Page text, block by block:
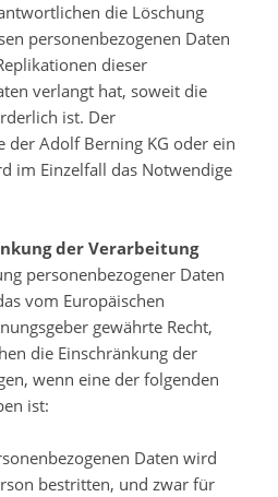
die Löschung
personenbezogenen Daten
dieser
verlangt hat, soweit die
ist. Der
der Adolf Berning KG oder ein
im Einzelfall das Notwendige
der Verarbeitung
personenbezogener Daten
vom Europäischen
gewährte Recht,
die Einschränkung der
wenn eine der folgenden
ist:
Daten wird
bestritten, und zwar für